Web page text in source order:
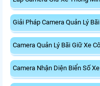
Giải Pháp Camera Quản Lý
Camera Quản Lý Bãi Giữ Xe
Camera Nhận Diện Biển Số